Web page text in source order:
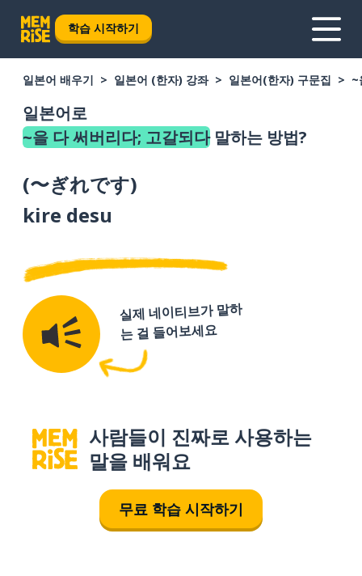
학습 시작하기
일본어 배우기 일본어 (한자) 강좌 일본어(한자) 구문집 ~
일본어로
~을 다 써버리다; 고갈되다말하는 방법?
(〜ぎれです)
kire desu
실제 네이티브가 말하
는 걸 들어보세요
사람들이 진짜로 사용하는
말을 배워요
무료 학습 시작하기